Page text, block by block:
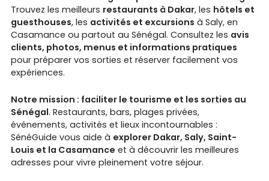
Trouvez les meilleurs restaurants à Dakar, les hôtels et
guesthouses, les activités et excursions à Saly, en
Casamance ou partout au Sénégal. Consultez les avis
clients, photos, menus et informations pratiques
pour préparer vos sorties et réserver facilement vos
expériences.
Notre mission : faciliter le tourisme et les sorties au
Sénégal. Restaurants, bars, plages privées,
événements, activités et lieux incontournables :
SénéGuide vous aide à explorer Dakar, Saly, Saint-
Louis et la Casamance et à découvrir les meilleures
adresses pour vivre pleinement votre séjour.